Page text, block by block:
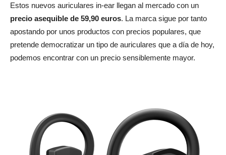
Estos nuevos auriculares in-ear llegan al mercado con un
precio asequible de 59,90 euros. La marca sigue por tanto
apostando por unos productos con precios populares, que
pretende democratizar un tipo de auriculares que a día de hoy,
podemos encontrar con un precio sensiblemente mayor.